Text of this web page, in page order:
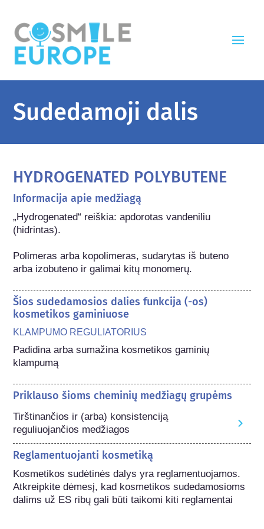
Sudedamoji dalis
HYDROGENATED POLYBUTENE
Informacija apie medžiagą
„Hydrogenated“ reiškia: apdorotas vandeniliu
(hidrintas).
Polimeras arba kopolimeras, sudarytas iš buteno
arba izobuteno ir galimai kitų monomerų.
Šios sudedamosios dalies funkcija (-os)
kosmetikos gaminiuose
KLAMPUMO REGULIATORIUS
Padidina arba sumažina kosmetikos gaminių
klampumą
Priklauso šioms cheminių medžiagų grupėms
Tirštinančios ir (arba) konsistenciją
reguliuojančios medžiagos
Reglamentuojanti kosmetiką
Kosmetikos sudėtinės dalys yra reglamentuojamos.
Atkreipkite dėmesį, kad kosmetikos sudedamosioms
dalims už ES ribų gali būti taikomi kiti reglamentai